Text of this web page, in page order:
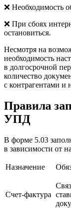
❌ Необходимость
❌ При сбоях
остановиться.
Несмотря на
необходимость
в долгосрочной
количество
с контрагентами и
Правила
УПД
В форме 5.03
в зависимости от
Назначение
Счет-фактура